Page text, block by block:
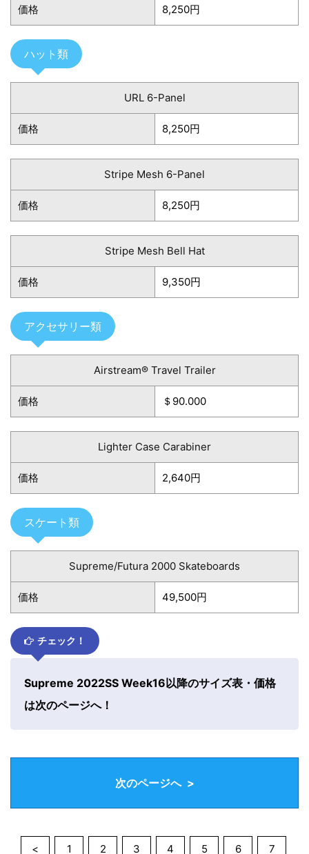
価格 8,250円
ハット類
URL 6-Panel
価格 8,250円
Stripe Mesh 6-Panel
価格 8,250円
Stripe Mesh Bell Hat
価格 9,350円
アクセサリー類
Airstream® Travel Trailer
価格 ＄90.000
Lighter Case Carabiner
価格 2,640円
スケート類
Supreme/Futura 2000 Skateboards
価格 49,500円
チェック！
Supreme 2022SS Week16以降のサイズ表・価格
は次のページへ！
次のページへ >
< 1 2 3 4 5 6 7